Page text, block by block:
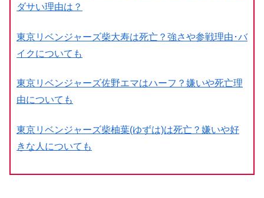
ダサい理由は？
東京リベンジャーズ柴大寿は死亡？強さや参戦理由･バ
イクについても
東京リベンジャーズ佐野エマはハーフ？嫌いや死亡理
由についても
東京リベンジャーズ柴柚葉(ゆずは)は死亡？嫌いや好
きな人についても